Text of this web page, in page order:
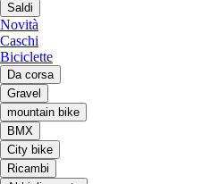
Saldi
Novità
Caschi
Biciclette
Da corsa
Gravel
mountain bike
BMX
City bike
Ricambi